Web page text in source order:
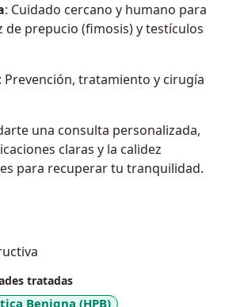
: Cuidado cercano y humano para
de prepucio (fimosis) y testículos
: Prevención, tratamiento y cirugía
una consulta personalizada,
claras y la calidez
para recuperar tu tranquilidad.
tratadas
Benigna (HPB)